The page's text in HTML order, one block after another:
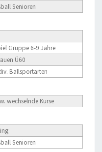
Senioren
Gruppe 6-9 Jahre
Ü60
Ballsportarten
wechselnde Kurse
Senioren